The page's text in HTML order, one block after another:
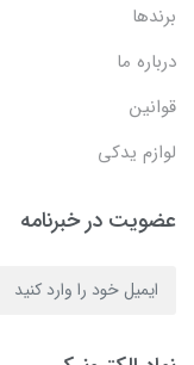
برندها
درباره ما
قوانین
لوازم یدکی
عضویت در خبرنامه